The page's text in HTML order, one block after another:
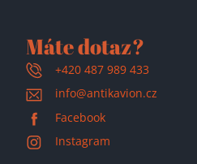
Máte dotaz?
+420 487 989 433
info@antikavion.cz
Facebook
Instagram